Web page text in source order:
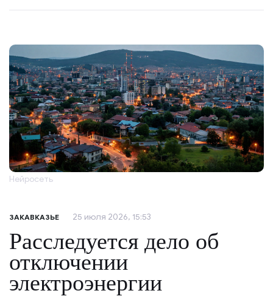
Нейросеть
ЗАКАВКАЗЬЕ 25 июля 2026, 15:53
Расследуется дело об
отключении
электроэнергии